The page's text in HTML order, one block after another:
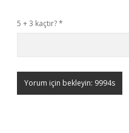
5 + 3 kaçtır?*